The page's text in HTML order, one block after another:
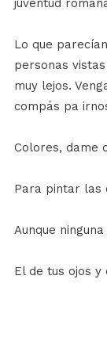
juventud
Lo que
personas
muy lejos.
compás pa
Colores, dame
Para pintar las
Aunque
El de tus ojos y